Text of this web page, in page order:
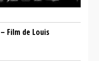
Film de Louis